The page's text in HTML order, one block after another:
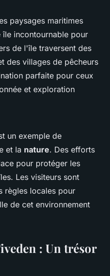
paysages maritimes
île incontournable pour
de l'île traversent des
des villages de pêcheurs
parfaite pour ceux
et exploration
un exemple de
et la nature. Des efforts
pour protéger les
Les visiteurs sont
règles locales pour
de cet environnement
: Un trésor